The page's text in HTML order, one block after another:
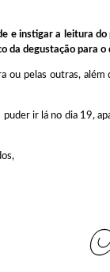
e instigar a leitura
da degustação para
ou pelas outras,
ir lá no dia 19,